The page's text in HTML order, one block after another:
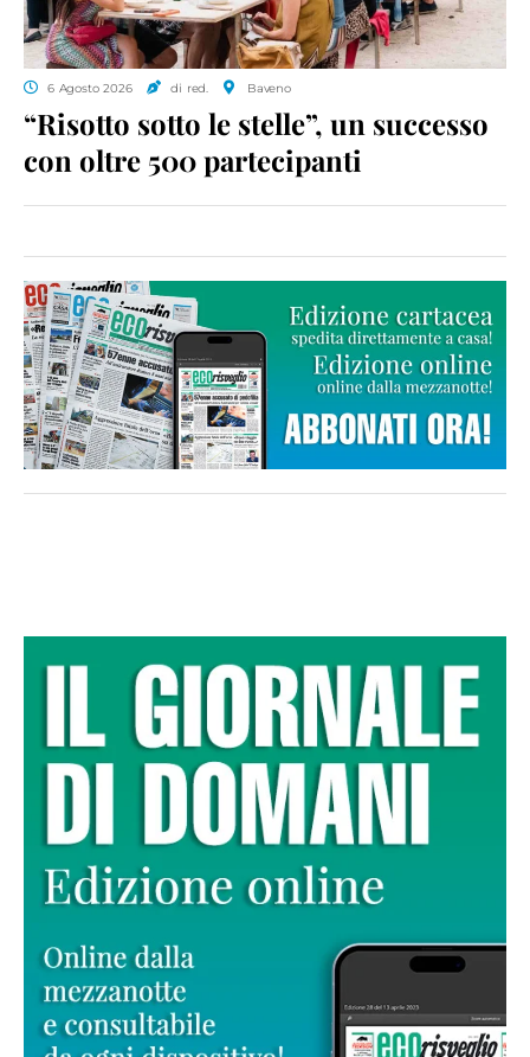
6 Agosto 2026 di red. Baveno
“Risotto sotto le stelle”, un successo
con oltre 500 partecipanti